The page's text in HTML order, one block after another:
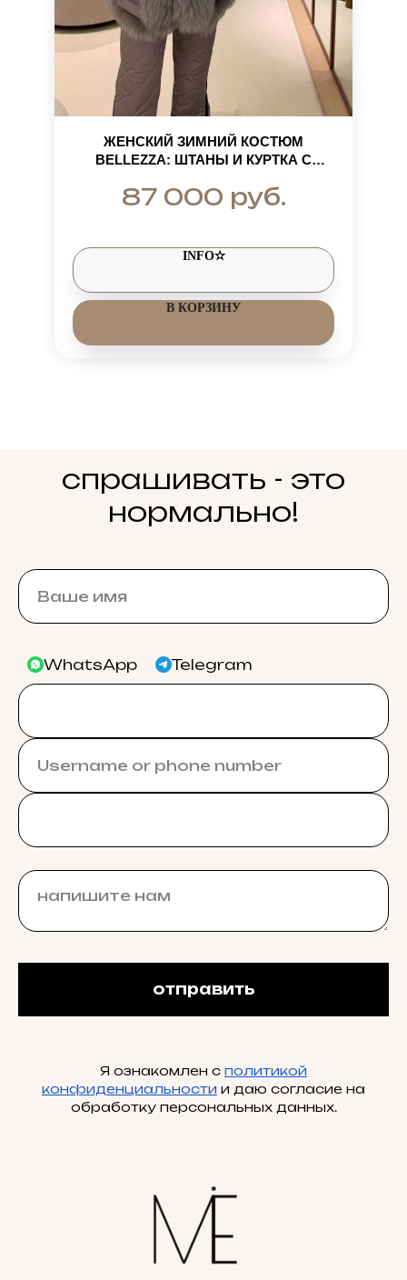
ЖЕНСКИЙ ЗИМНИЙ КОСТЮМ
BELLEZZA: ШТАНЫ И КУРТКА С
ФИНСКОГО ЕНОТА
87 000 руб.
INFO✫
В КОРЗИНУ
спрашивать - это
нормально!
WhatsApp Telegram
отправить
Я ознакомлен с политикой
конфиденциальности и даю согласие на
обработку персональных данных.